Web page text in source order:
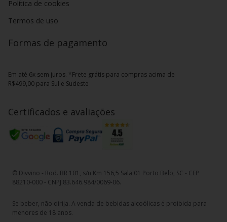
Política de cookies
Termos de uso
Formas de pagamento
Em até 6x sem juros. *Frete grátis para compras acima de
R$499,00 para Sul e Sudeste
Certificados e avaliações
© Divvino - Rod. BR 101, s/n Km 156,5 Sala 01 Porto Belo, SC - CEP
88210-000 - CNPJ 83.646.984/0069-06.
Se beber, não dirija. A venda de bebidas alcoólicas é proibida para
menores de 18 anos.